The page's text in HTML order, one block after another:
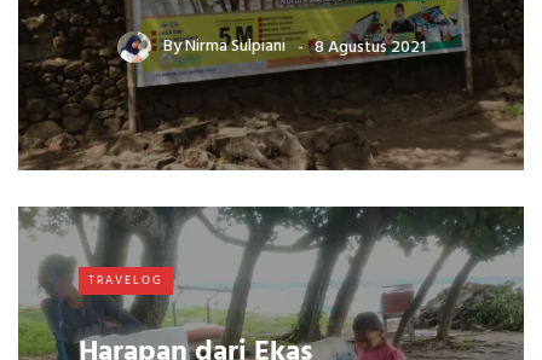
ByNirma Sulpiani 8 Agustus 2021
TRAVELOG